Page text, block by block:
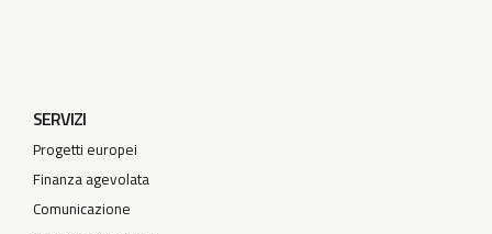
SERVIZI
Progetti europei
Finanza agevolata
Comunicazione